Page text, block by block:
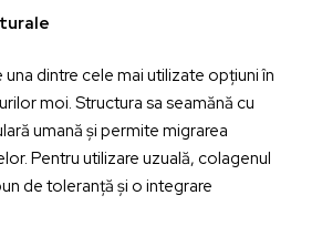
dintre cele mai utilizate opțiuni în
moi. Structura sa seamănă cu
umană și permite migrarea
Pentru utilizare uzuală, colagenul
de toleranță și o integrare